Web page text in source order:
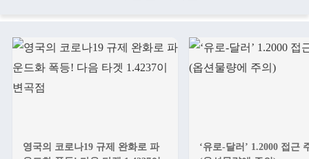
영국의 코로나19 규제 완화로 파
‘유로-달러’ 1.2000 접근